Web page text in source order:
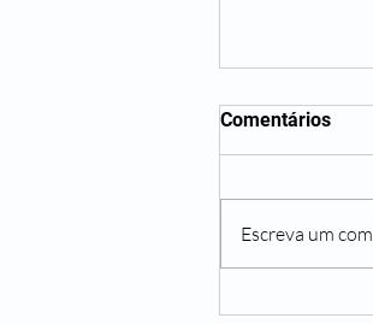
Guerreira, A
Comentários
Escreva um